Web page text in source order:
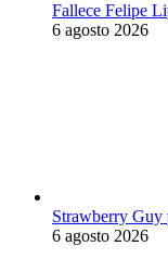
Fallece Felipe
6 agosto 2026
Strawberry
6 agosto 2026